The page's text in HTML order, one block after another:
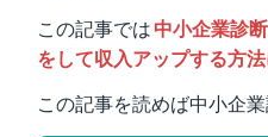
この記事では中小企業診
をして収入アップする方
この記事を読めば中小企